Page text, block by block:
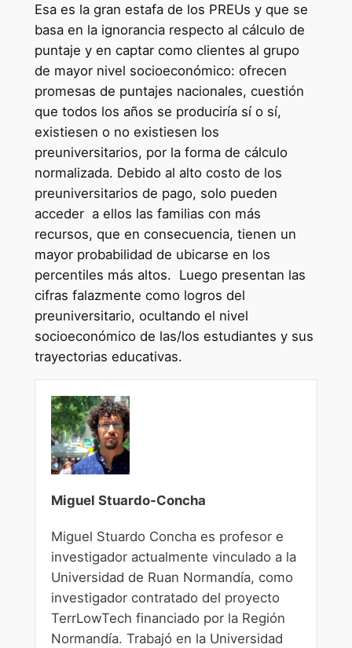
Esa es la gran estafa de los PREUs y que se
basa en la ignorancia respecto al cálculo de
puntaje y en captar como clientes al grupo
de mayor nivel socioeconómico: ofrecen
promesas de puntajes nacionales, cuestión
que todos los años se produciría sí o sí,
existiesen o no existiesen los
preuniversitarios, por la forma de cálculo
normalizada. Debido al alto costo de los
preuniversitarios de pago, solo pueden
acceder a ellos las familias con más
recursos, que en consecuencia, tienen un
mayor probabilidad de ubicarse en los
percentiles más altos. Luego presentan las
cifras falazmente como logros del
preuniversitario, ocultando el nivel
socioeconómico de las/los estudiantes y sus
trayectorias educativas.
Miguel Stuardo-Concha
Miguel Stuardo Concha es profesor e
investigador actualmente vinculado a la
Universidad de Ruan Normandía, como
investigador contratado del proyecto
TerrLowTech financiado por la Región
Normandía. Trabajó en la Universidad